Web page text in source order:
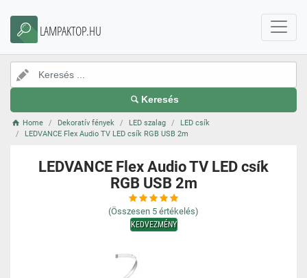
LAMPAKTOP.HU
Keresés
Home Dekoratív fények LED szalag
LED csík
LEDVANCE Flex Audio TV LED csík RGB USB 2m
LEDVANCE Flex Audio TV LED csík
RGB USB 2m
(Összesen 5 értékelés)
KEDVEZMÉNY